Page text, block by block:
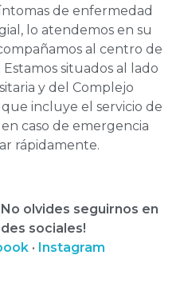
de enfermedad
lo atendemos en su
al centro de
situados al lado
y del Complejo
incluye el servicio de
caso de emergencia
rápidamente.
olvides seguirnos en
sociales!
· Instagram